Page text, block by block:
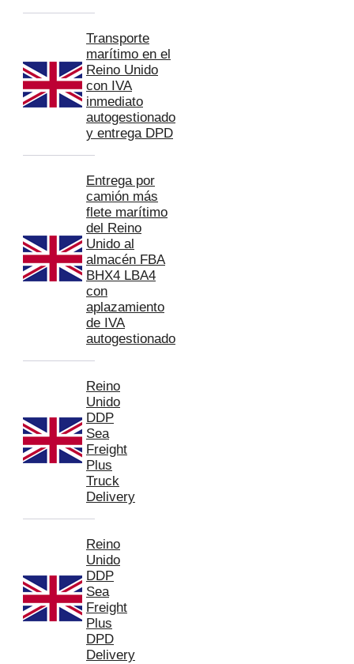
Transporte
marítimo en el
Reino Unido
con IVA
inmediato
autogestionado
y entrega DPD
Entrega por
camión más
flete marítimo
del Reino
Unido al
almacén FBA
BHX4 LBA4
con
aplazamiento
de IVA
autogestionado
Reino
Unido
DDP
Sea
Freight
Plus
Truck
Delivery
Reino
Unido
DDP
Sea
Freight
Plus
DPD
Delivery